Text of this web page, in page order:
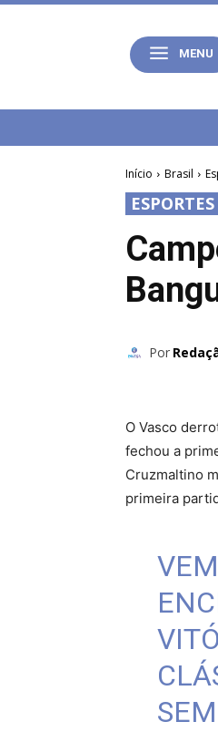
MENU
Início Brasil
ESPORTES
Por
O Vasco
fechou a
Cruzmaltino
primeira